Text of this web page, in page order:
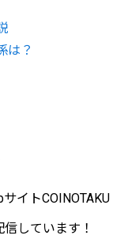
は？
イトCOINOTAKU
しています！